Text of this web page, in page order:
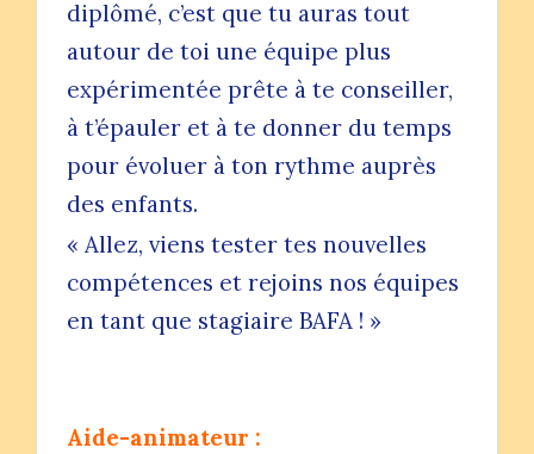
diplômé, c’est que tu auras tout
autour de toi une équipe plus
expérimentée prête à te conseiller,
à t’épauler et à te donner du temps
pour évoluer à ton rythme auprès
des enfants.
« Allez, viens tester tes nouvelles
compétences et rejoins nos équipes
en tant que stagiaire BAFA ! »
Aide-animateur :